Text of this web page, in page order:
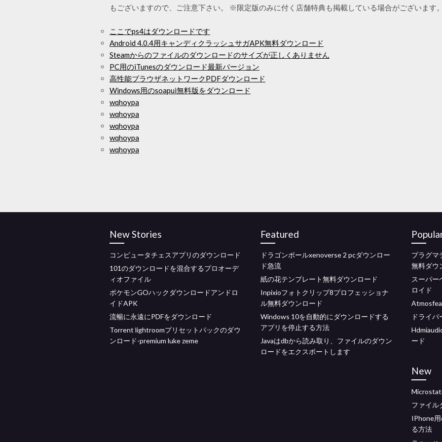
もございますので、ご注意下さい。 ※限定版のみに付く店舗特典も掲載している場合がございます
ここでps4はダウンロードです
Android 4.0.4用キャンディクラッシュサガAPK無料ダウンロード
Steamからのファイルのダウンロードのサイズが正しくありません
PC用のiTunesのダウンロード最新バージョン
高性能ブラウザネットワークPDFダウンロード
Windows用のsoapui無料版をダウンロード
wqhoypa
wqhoypa
wqhoypa
wqhoypa
wqhoypa
New Stories
コンピュータチェスアプリのダウンロード
101のダウンロードを混合するプロオーデ
ィオファイル
ポケモンGOハックダウンロードアンドロ
イドAPK
流暢に永遠にPDFをダウンロード
Torrent lightroomプリセットパックのダウ
ンロード-premium luke zeme
Featured
ドラゴンボールxenoverse 2 pcダウンロー
ド急流
紙の花テンプレート無料ダウンロード
Inpixioフォトクリップ8プロフェッショナ
ル無料ダウンロード
Windows 10を自動的にダウンロードする
アプリを停止する方法
Javaはdbから読み取り、ファイルのダウン
ロードをエクスポートします
プラグマ
無料ダウ
スーパー
ロイド
ドライ
ード
New
ファイル
IPhone
る方法